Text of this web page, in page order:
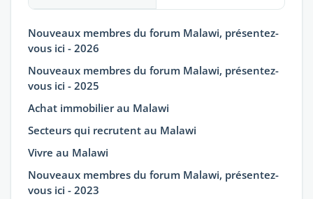
Nouveaux membres du forum Malawi, présentez-
vous ici - 2026
Nouveaux membres du forum Malawi, présentez-
vous ici - 2025
Achat immobilier au Malawi
Secteurs qui recrutent au Malawi
Vivre au Malawi
Nouveaux membres du forum Malawi, présentez-
vous ici - 2023